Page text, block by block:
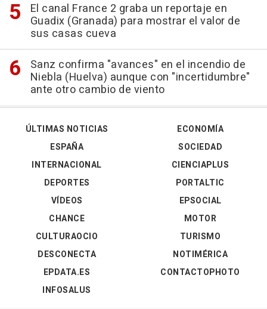
El canal France 2 graba un reportaje en
Guadix (Granada) para mostrar el valor de
sus casas cueva
Sanz confirma "avances" en el incendio de
Niebla (Huelva) aunque con "incertidumbre"
ante otro cambio de viento
ÚLTIMAS NOTICIAS
ESPAÑA
INTERNACIONAL
DEPORTES
VÍDEOS
ECONOMÍA
SOCIEDAD
CIENCIAPLUS
PORTALTIC
EPSOCIAL
CHANCE
CULTURAOCIO
DESCONECTA
EPDATA.ES
INFOSALUS
MOTOR
TURISMO
NOTIMÉRICA
CONTACTOPHOTO